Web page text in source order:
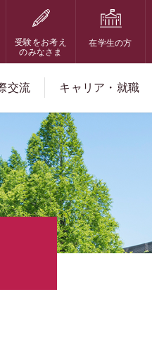
受験をお考え
のみなさま
在学生の方
交流 キャリア・就職